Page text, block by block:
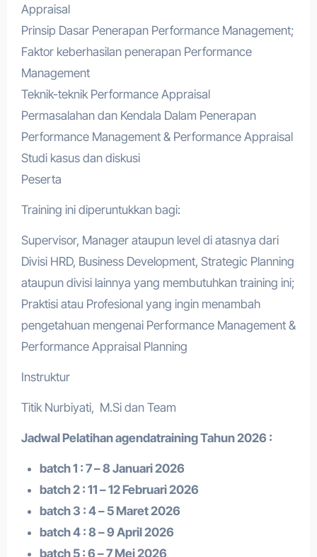
Appraisal
Prinsip Dasar Penerapan Performance Management;
Faktor keberhasilan penerapan Performance
Management
Teknik-teknik Performance Appraisal
Permasalahan dan Kendala Dalam Penerapan
Performance Management & Performance Appraisal
Studi kasus dan diskusi
Peserta
Training ini diperuntukkan bagi:
Supervisor, Manager ataupun level di atasnya dari
Divisi HRD, Business Development, Strategic Planning
ataupun divisi lainnya yang membutuhkan training ini;
Praktisi atau Profesional yang ingin menambah
pengetahuan mengenai Performance Management &
Performance Appraisal Planning
Instruktur
Titik Nurbiyati, M.Si dan Team
Jadwal Pelatihan agendatrainingTahun 2026 :
batch 1 : 7 – 8 Januari 2026
batch 2 : 11 – 12 Februari 2026
batch 3 : 4 – 5 Maret 2026
batch 4 : 8 – 9 April 2026
batch 5 : 6 – 7 Mei 2026